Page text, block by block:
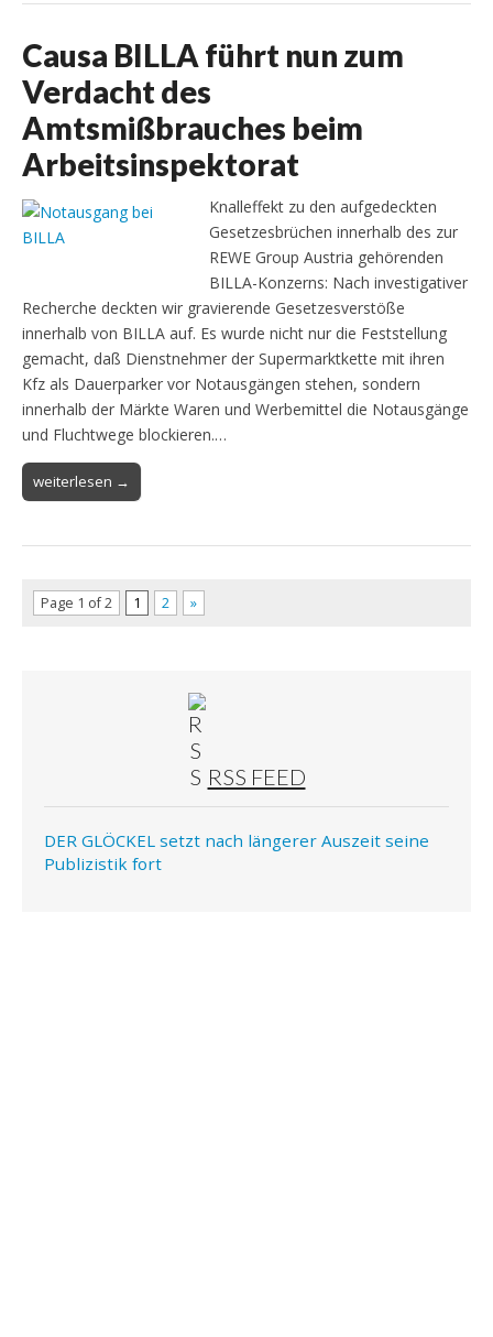
Causa BILLA führt nun zum
Verdacht des
Amtsmißbrauches beim
Arbeitsinspektorat
Knalleffekt zu den aufgedeckten
Gesetzesbrüchen innerhalb des zur
REWE Group Austria gehörenden
BILLA-Konzerns: Nach investigativer
Recherche deckten wir gravierende Gesetzesverstöße
innerhalb von BILLA auf. Es wurde nicht nur die Feststellung
gemacht, daß Dienstnehmer der Supermarktkette mit ihren
Kfz als Dauerparker vor Notausgängen stehen, sondern
innerhalb der Märkte Waren und Werbemittel die Notausgänge
und Fluchtwege blockieren.…
weiterlesen →
Page 1 of 2 1 2 »
RSS FEED
DER GLÖCKEL setzt nach längerer Auszeit seine
Publizistik fort